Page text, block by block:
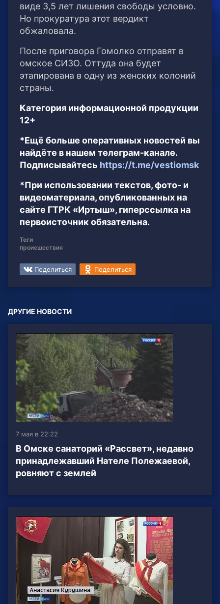
виде 3,5 лет лишения свободы условно.
Но прокуратура этот вердикт
обжаловала.
После приговора Гомолко отправят в
омское СИЗО. Оттуда она будет
этапирована в одну из женских колоний
страны.
Категория информационной продукции
12+
*Ещё больше оперативных новостей вы
найдёте в нашем телеграм-канале.
Подписывайтесь https://t.me/vestiomsk
*При использовании текстов, фото- и
видеоматериала, опубликованных на
сайте ГТРК «Иртыш», гиперссылка на
первоисточник обязательна.
Теги
происшествия
Поделиться Поделиться
ДРУГИЕ НОВОСТИ
7 мая в 22:22
В Омске санаторий «Рассвет», недавно
принадлежавший Нателе Полежаевой,
ровняют с землей